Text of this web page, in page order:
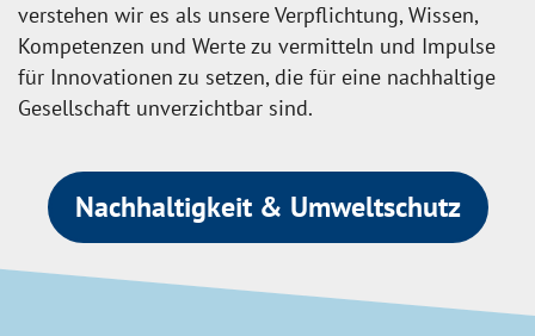
verstehen wir es als unsere Verpflichtung, Wissen,
Kompetenzen und Werte zu vermitteln und Impulse
für Innovationen zu setzen, die für eine nachhaltige
Gesellschaft unverzichtbar sind.
Nachhaltigkeit & Umweltschutz